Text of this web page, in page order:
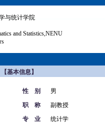
与统计学院
and Statistics,NENU
【基本信息】
性 别
男
职 称
副教授
专 业
统计学